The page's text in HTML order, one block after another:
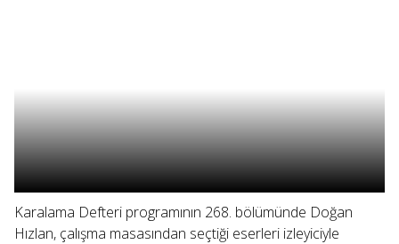
Karalama Defteri programının 268. bölümünde Doğan
Hızlan, çalışma masasından seçtiği eserleri izleyiciyle